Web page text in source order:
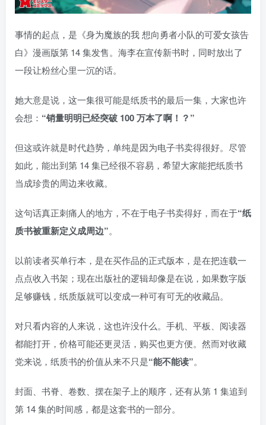
事情的起点，是《身为魔族的我 想向勇者小队的可爱女孩告
白》漫画版第 14 集发售。海李在宣传新书时，同时放出了
一段让粉丝心里一沉的话。
她大意是说，这一集很可能是纸质书的最后一集，大家也许
会想： “销量明明已经突破 100 万本了啊！？”
但这或许就是时代趋势，单纯是因为电子书卖得很好。尽管
如此，能出到第 14 集已经很不容易，希望大家能把纸质书
当成珍贵的周边来收藏。
这句话真正刺痛人的地方，不在于电子书卖得好，而在于“纸
质书被重新定义成周边”。
以前读者买单行本，是在买作品的正式版本，是在把连载一
点点收入书架；现在出版社的逻辑却像是在说，如果数字版
足够赚钱，纸质版就可以变成一种可有可无的收藏品。
对只看内容的人来说，这也许没什么。手机、平板、阅读器
都能打开，价格可能还更灵活，购买也更方便。然而对收藏
党来说，纸质书的价值从来不只是“能不能读”。
封面、书脊、卷数、摆在架子上的顺序，还有从第 1 集追到
第 14 集的时间感，都是这套书的一部分。